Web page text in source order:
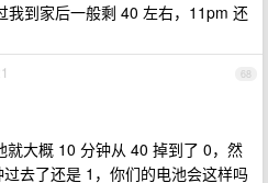
我到家后一般剩 40 左右，11pm 还
68
就大概 10 分钟从 40 掉到了 0，然
去了还是 1，你们的电池会这样吗